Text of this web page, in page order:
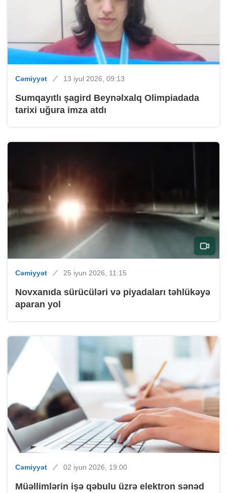
Cəmiyyət 13 iyul 2026, 09:13
Sumqayıtlı şagird Beynəlxalq Olimpiadada
tarixi uğura imza atdı
Cəmiyyət 25 iyun 2026, 11:15
Novxanıda sürücüləri və piyadaları təhlükəyə
aparan yol
Cəmiyyət 02 iyun 2026, 19:00
Müəllimlərin işə qəbulu üzrə elektron sənəd